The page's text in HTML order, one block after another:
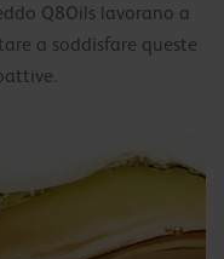
Q8Oils lavorano a
a soddisfare queste